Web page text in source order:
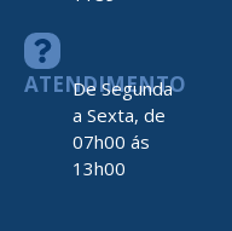
ATENDIMENTO
De Segunda
a Sexta, de
07h00 ás
13h00